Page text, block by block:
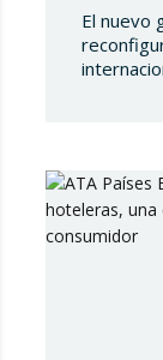
El nuevo
Europea
entrada